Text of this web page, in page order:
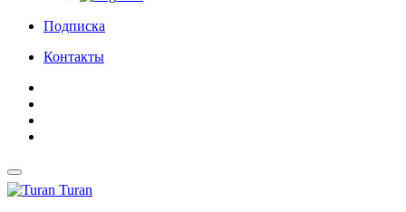
Подписка
Контакты
Turan